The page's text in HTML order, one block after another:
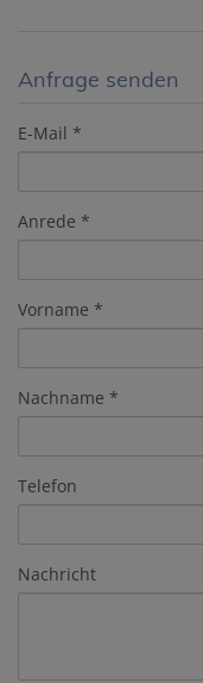
Anfrage senden
E-Mail
Anrede
Vorname
Nachname
Telefon
Nachricht